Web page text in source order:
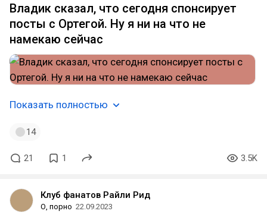
Владик сказал, что сегодня спонсирует
посты с Ортегой. Ну я ни на что не
намекаю сейчас
Показать полностью
14
21 1 3.5K
Клуб фанатов Райли Рид
О, порно 22.09.2023